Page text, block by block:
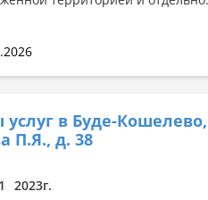
в Буде-Кошелево,
П.Я., д. 38
2023г.